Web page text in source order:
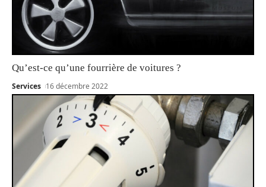
Qu’est-ce qu’une fourrière de voitures ?
Services 16 décembre 2022